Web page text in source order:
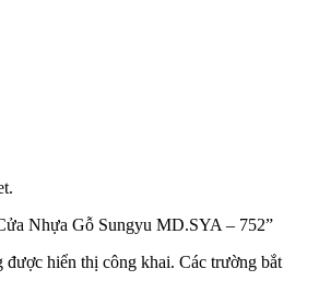
Nhựa Gỗ Sungyu MD.SYA – 752”
được hiển thị công khai. Các trường bắt